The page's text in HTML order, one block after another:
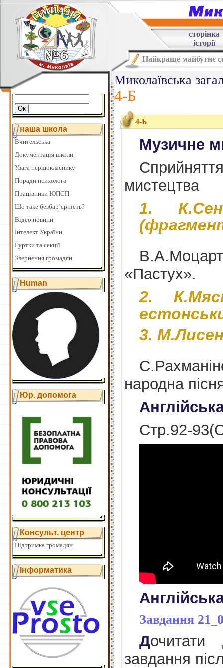
сторінка
історії
Найкраще майбутнє
наша школа
Вчительська
Документація школи
Увага першокласнику
Поради психолога
Працівники ЮПСП
Що таке безбар’єрність?
Відео новини
Інтелект України
Гуртки та секції
Звернення громадян
Human
Юр. допомога
Консульт. центр
Підтримка громадян
Інформатика
Миколаївська
4-Б
4-Б
Музичне
мистецтва
В.А.Моцарт,
«Пастух».
народна
Стр.92-
Завдання
Д
завдання